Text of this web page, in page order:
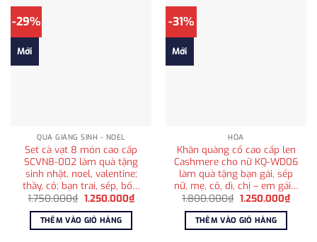
-29%
Mới
QUÀ GIÁNG SINH - NOEL
Set cà vạt 8 món cao cấp
SCVN8-002 làm quà tặng
sinh nhật, noel, valentine;
thầy, cô; bạn trai, sếp, bố…
1.750.000₫ Giá
là:
1.750.000₫.
1.250.000₫Giá
hiện
1.250.000₫.
THÊM VÀO GIỎ HÀNG
-31%
Mới
HỎA
Khăn quàng cổ cao cấp len
Cashmere cho nữ KQ-WD06
làm quà tặng bạn gái, sếp
nữ, mẹ, cô, dì, chị – em gái…
1.800.000₫ Giá
là:
1.800.000₫.
1.250.000₫Giá
hiện
THÊM VÀO GIỎ HÀNG